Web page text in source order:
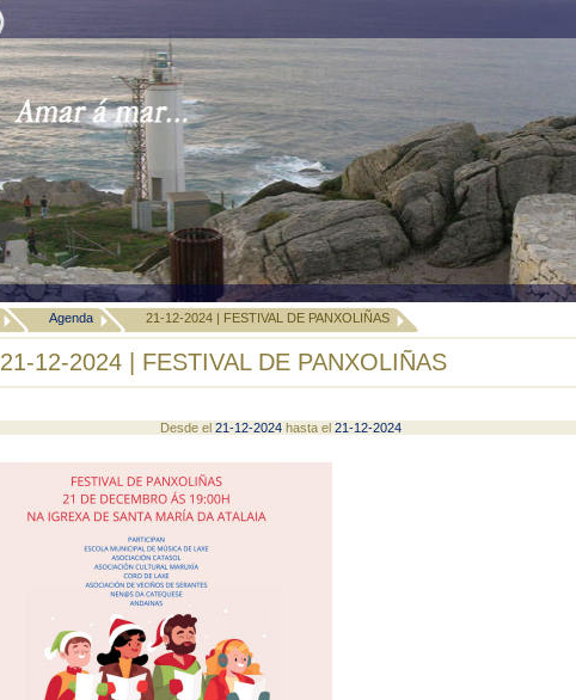
Agenda 21-12-2024 | FESTIVAL DE PANXOLIÑAS
21-12-2024 | FESTIVAL DE PANXOLIÑAS
Desde el 21-12-2024 hasta el 21-12-2024